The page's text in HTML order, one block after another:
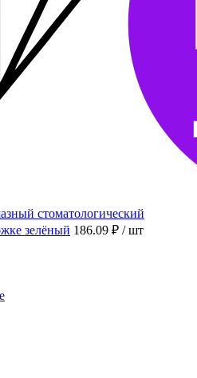
стоматологический
зелёный 186.09 ₽ / шт